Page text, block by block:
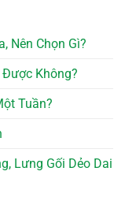
Nên Chọn Gì?
Không?
Tuần?
Lưng Gối Dẻo Dai